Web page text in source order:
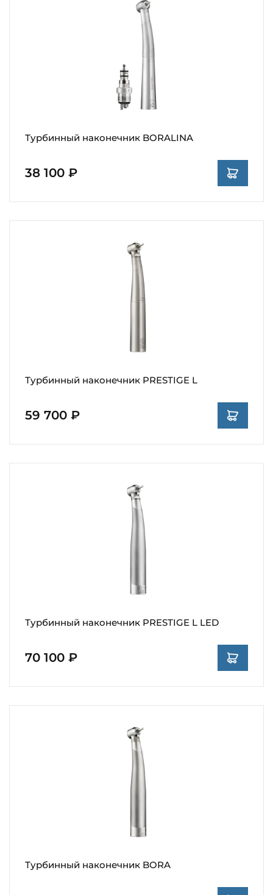
Турбинный наконечник BORALINA
38 100 ₽
Турбинный наконечник PRESTIGE L
59 700 ₽
Турбинный наконечник PRESTIGE L LED
70 100 ₽
Турбинный наконечник BORA